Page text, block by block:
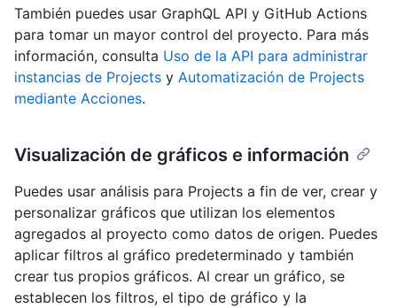
También puedes usar GraphQL API y GitHub Actions
para tomar un mayor control del proyecto. Para más
información, consulta Uso de la API para administrar
instancias de Projects y Automatización de Projects
mediante Acciones.
Visualización de gráficos e información
Puedes usar análisis para Projects a fin de ver, crear y
personalizar gráficos que utilizan los elementos
agregados al proyecto como datos de origen. Puedes
aplicar filtros al gráfico predeterminado y también
crear tus propios gráficos. Al crear un gráfico, se
establecen los filtros, el tipo de gráfico y la